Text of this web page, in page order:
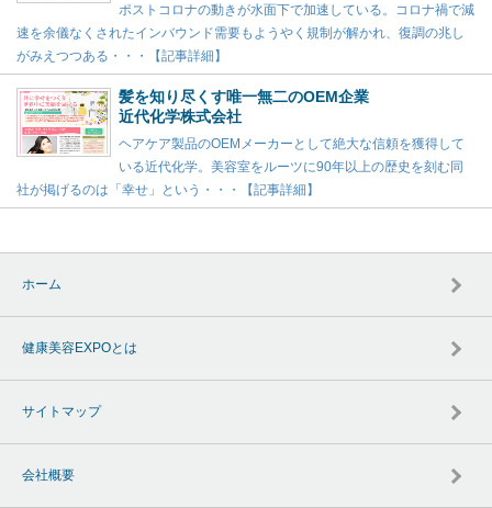
ポストコロナの動きが水面下で加速している。コロナ禍で減
速を余儀なくされたインバウンド需要もようやく規制が解かれ、復調の兆し
がみえつつある・・・【記事詳細】
髪を知り尽くす唯一無二のOEM企業
近代化学株式会社
ヘアケア製品のOEMメーカーとして絶大な信頼を獲得して
いる近代化学。美容室をルーツに90年以上の歴史を刻む同
社が掲げるのは「幸せ」という・・・【記事詳細】
ホーム
健康美容EXPOとは
サイトマップ
会社概要